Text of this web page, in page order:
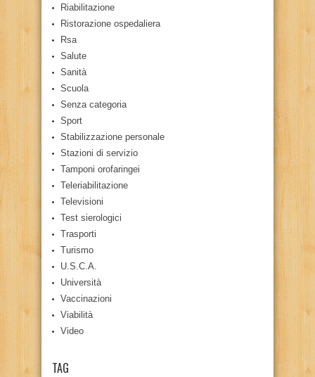
Riabilitazione
Ristorazione ospedaliera
Rsa
Salute
Sanità
Scuola
Senza categoria
Sport
Stabilizzazione personale
Stazioni di servizio
Tamponi orofaringei
Teleriabilitazione
Televisioni
Test sierologici
Trasporti
Turismo
U.S.C.A.
Università
Vaccinazioni
Viabilità
Video
TAG